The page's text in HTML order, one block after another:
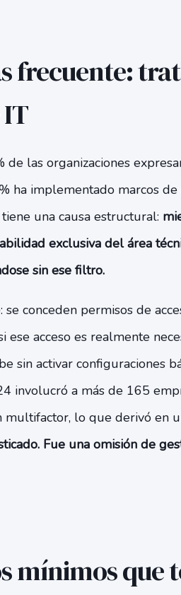
frecuente:
las organizaciones
ha implementado marcos
una causa estructural:
exclusiva del área
sin ese filtro.
conceden permisos de
ese acceso es realmente
sin activar configuraciones
involucró a más de 165
multifactor, lo que derivó en
Fue una omisión de
mínimos que